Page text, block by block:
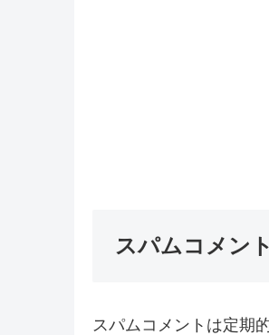
スパムコメン
スパムコメントは定期